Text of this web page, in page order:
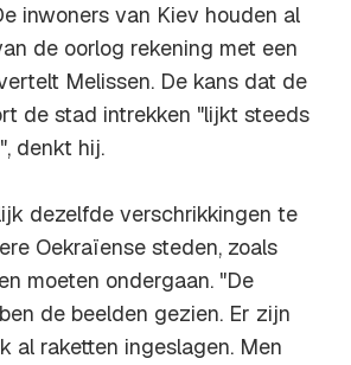
inwoners van Kiev houden al
de oorlog rekening met een
Melissen. De kans dat de
de stad intrekken "lijkt steeds
denkt hij.
dezelfde verschrikkingen te
Oekraïense steden, zoals
moeten ondergaan. "De
de beelden gezien. Er zijn
al raketten ingeslagen. Men